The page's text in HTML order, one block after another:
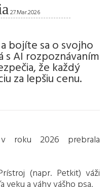
27.Mar.2026
bojíte sa o svojho
s AI rozpoznávaním
že každý
za lepšiu cenu.
roku 2026 prebrala
(napr. Petkit) váži